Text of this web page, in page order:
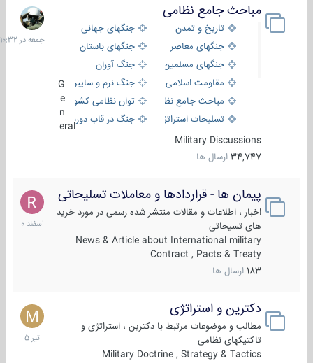
مباحث جامع نظامی
تاریخ و تمدن
جنگهای جهانی
جنگهای معاصر
جنگهای باستان
جنگهای مسلمین
جنگ آوران
مقاومت اسلامی
جنگ نرم و سایبری
مباحث جامع نظامی
توان نظامی کشورها
تسلیحات استراتژیک
جنگ در قاب دوربین
eral
Military Discussions
34,747 ارسال ها
جمعه
در
10:32
پیمان ها - قراردادها و معاملات تسلیحاتی
اخبار ، اطلاعات و مقالات منتشر شده رسمی در مورد خرید
های تسیحاتی
News & Article about International military
Contract , Pacts & Treaty
183 ارسال ها
7
اسفند
1400
دکترین و استراتژی
مطالب و موضوعات مرتبط با دکترین ، استراتژی و
تاکتیکهای نظامی
Military Doctrine , Strategy & Tactics
27
تیر
1405